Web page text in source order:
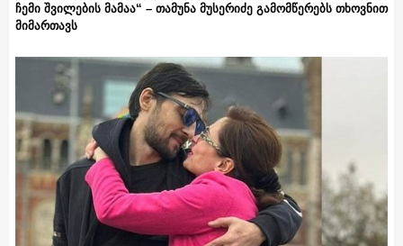
ჩემი შვილების მამაა“ – თამუნა მუსერიძე გამომწერებს თხოვნით
მიმართავს